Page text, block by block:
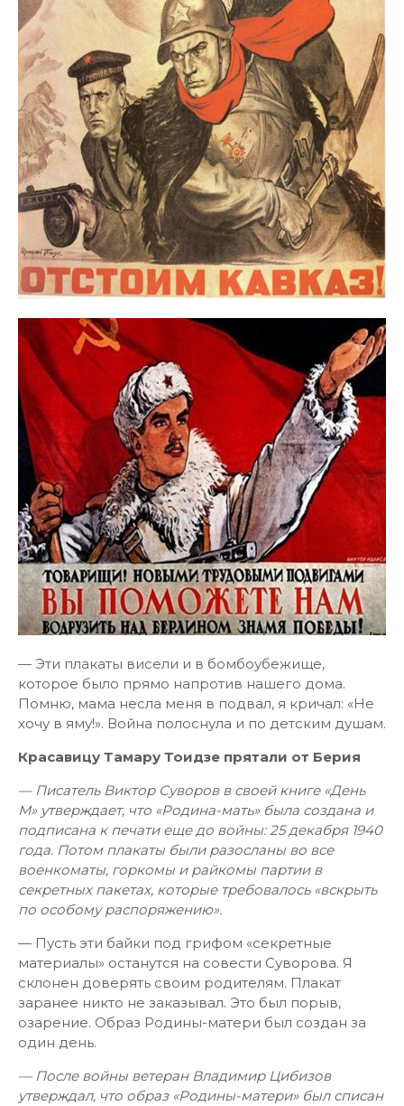
— Эти плакаты висели и в бомбоубежище,
которое было прямо напротив нашего дома.
Помню, мама несла меня в подвал, я кричал: «Не
хочу в яму!». Война полоснула и по детским душам.
Красавицу Тамару Тоидзе прятали от Берия
— Писатель Виктор Суворов в своей книге «День
М» утверждает, что «Родина-мать» была создана и
подписана к печати еще до войны: 25 декабря 1940
года. Потом плакаты были разосланы во все
военкоматы, горкомы и райкомы партии в
секретных пакетах, которые требовалось «вскрыть
по особому распоряжению».
— Пусть эти байки под грифом «секретные
материалы» останутся на совести Суворова. Я
склонен доверять своим родителям. Плакат
заранее никто не заказывал. Это был порыв,
озарение. Образ Родины-матери был создан за
один день.
— После войны ветеран Владимир Цибизов
утверждал, что образ «Родины-матери» был списан